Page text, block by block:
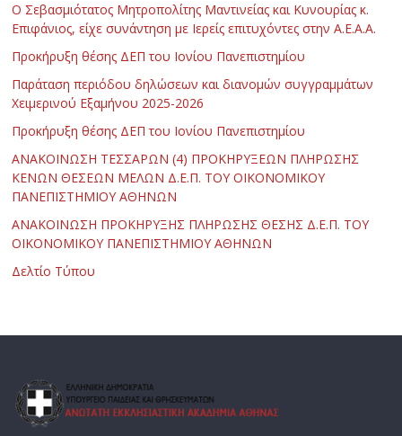
Ο Σεβασμιότατος Μητροπολίτης Μαντινείας και Κυνουρίας κ.
Επιφάνιος, είχε συνάντηση με Ιερείς επιτυχόντες στην Α.Ε.Α.Α.
Προκήρυξη θέσης ΔΕΠ του Ιονίου Πανεπιστημίου
Παράταση περιόδου δηλώσεων και διανομών συγγραμμάτων
Χειμερινού Εξαμήνου 2025-2026
Προκήρυξη θέσης ΔΕΠ του Ιονίου Πανεπιστημίου
ΑΝΑΚΟΙΝΩΣΗ ΤΕΣΣΑΡΩΝ (4) ΠΡΟΚΗΡΥΞΕΩΝ ΠΛΗΡΩΣΗΣ
ΚΕΝΩΝ ΘΕΣΕΩΝ ΜΕΛΩΝ Δ.Ε.Π. ΤΟΥ ΟΙΚΟΝΟΜΙΚΟΥ
ΠΑΝΕΠΙΣΤΗΜΙΟΥ ΑΘΗΝΩΝ
ΑΝΑΚΟΙΝΩΣΗ ΠΡΟΚΗΡΥΞΗΣ ΠΛΗΡΩΣΗΣ ΘΕΣΗΣ Δ.Ε.Π. ΤΟΥ
ΟΙΚΟΝΟΜΙΚΟΥ ΠΑΝΕΠΙΣΤΗΜΙΟΥ ΑΘΗΝΩΝ
Δελτίο Τύπου